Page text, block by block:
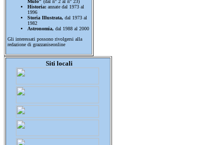
Mulo" (dal n° 2 al n° 23)
Historia: annate dal 1973 al
1996
Storia Illustrata, dal 1973 al
1982
Astronomia, dal 1988 al 2000
Gli interessati possono rivolgersi alla
redazione di grazzaniseonline
Siti locali